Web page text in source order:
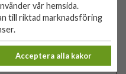
designad för att
av kreativer av alla
bland papperskänsla-
perfekt kreativt arbete,
bara spela.
vår hemsida.
till riktad marknadsföring
Acceptera alla kakor